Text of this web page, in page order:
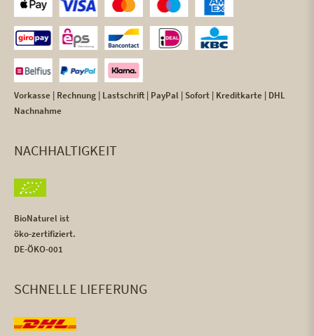
Vorkasse | Rechnung | Lastschrift | PayPal | Sofort | Kreditkarte | DHL
Nachnahme
NACHHALTIGKEIT
BioNaturel ist
öko-zertifiziert.
DE-ÖKO-001
SCHNELLE LIEFERUNG